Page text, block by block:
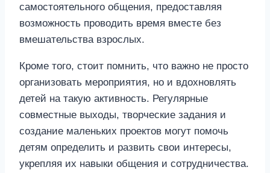
самостоятельного общения, предоставляя
возможность проводить время вместе без
вмешательства взрослых.
Кроме того, стоит помнить, что важно не просто
организовать мероприятия, но и вдохновлять
детей на такую активность. Регулярные
совместные выходы, творческие задания и
создание маленьких проектов могут помочь
детям определить и развить свои интересы,
укрепляя их навыки общения и сотрудничества.